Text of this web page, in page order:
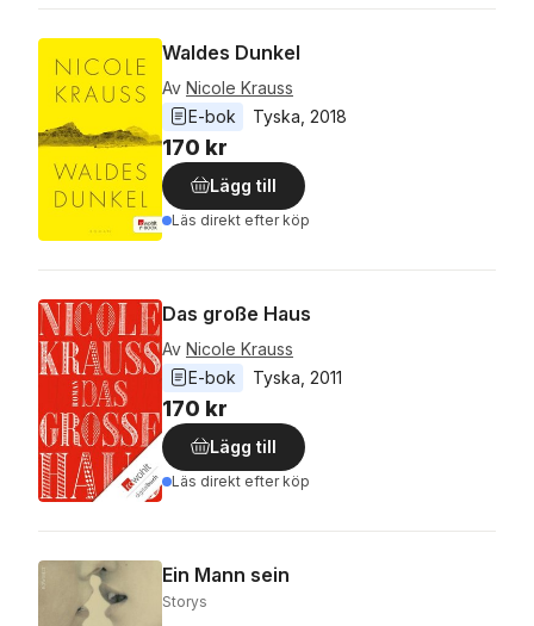
Waldes Dunkel
Av Nicole Krauss
E-bok
Tyska 2018
170 kr
Lägg till
Läs direkt efter köp
Das große Haus
Av Nicole Krauss
E-bok
Tyska 2011
170 kr
Lägg till
Läs direkt efter köp
Ein Mann sein
Storys